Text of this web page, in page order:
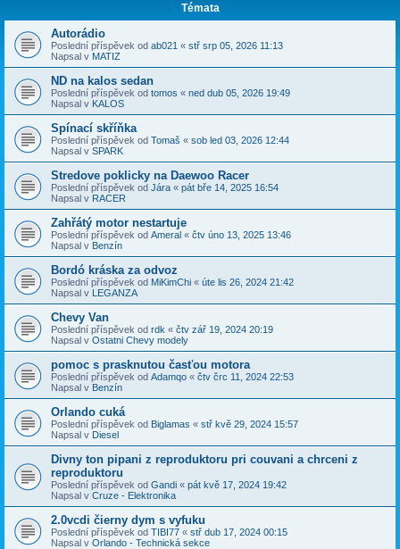
Témata
Autorádio
Poslední příspěvek od ab021 « stř srp 05, 2026 11:13
Napsal v MATIZ
ND na kalos sedan
Poslední příspěvek od tomos « ned dub 05, 2026 19:49
Napsal v KALOS
Spínací skříňka
Poslední příspěvek od Tomaš « sob led 03, 2026 12:44
Napsal v SPARK
Stredove poklicky na Daewoo Racer
Poslední příspěvek od Jára « pát bře 14, 2025 16:54
Napsal v RACER
Zahřátý motor nestartuje
Poslední příspěvek od Ameral « čtv úno 13, 2025 13:46
Napsal v Benzín
Bordó kráska za odvoz
Poslední příspěvek od MiKimChi « úte lis 26, 2024 21:42
Napsal v LEGANZA
Chevy Van
Poslední příspěvek od rdk « čtv zář 19, 2024 20:19
Napsal v Ostatni Chevy modely
pomoc s prasknutou časťou motora
Poslední příspěvek od Adamqo « čtv črc 11, 2024 22:53
Napsal v Benzín
Orlando cuká
Poslední příspěvek od Biglamas « stř kvě 29, 2024 15:57
Napsal v Diesel
Divny ton pipani z reproduktoru pri couvani a chrceni z
reproduktoru
Poslední příspěvek od Gandi « pát kvě 17, 2024 19:42
Napsal v Cruze - Elektronika
2.0vcdi čierny dym s vyfuku
Poslední příspěvek od TIBI77 « stř dub 17, 2024 00:15
Napsal v Orlando - Technická sekce